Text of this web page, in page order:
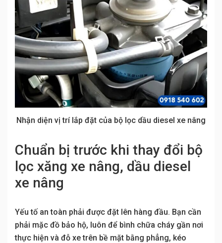
Nhận diện vị trí lắp đặt của bộ lọc dầu diesel xe nâng
Chuẩn bị trước khi thay đổi bộ
lọc xăng xe nâng, dầu diesel
xe nâng
Yếu tố an toàn phải được đặt lên hàng đầu. Bạn cần
phải mặc đồ bảo hộ, luôn để bình chữa cháy gần nơi
thực hiện và đỗ xe trên bề mặt bằng phẳng, kéo